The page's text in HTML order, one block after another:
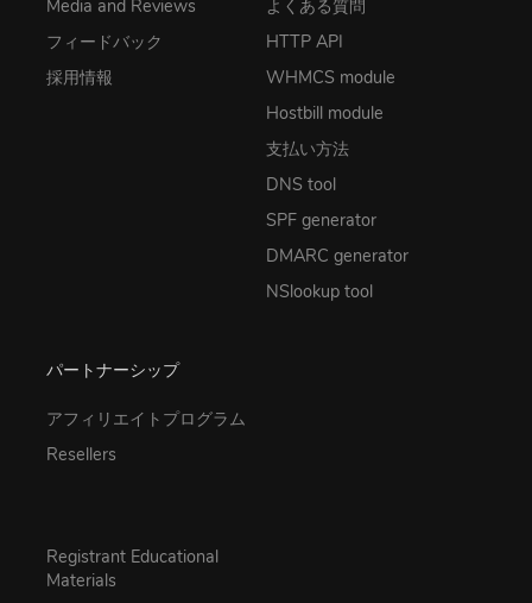
Media and Reviews
フィードバック
採用情報
よくある質問
HTTP API
WHMCS module
Hostbill module
支払い方法
DNS tool
SPF generator
DMARC generator
NSlookup tool
パートナーシップ
アフィリエイトプログラム
Resellers
Registrant Educational
Materials